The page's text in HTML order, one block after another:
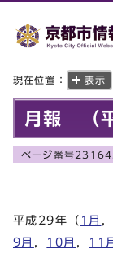
現在位置： 表示
月報 （
ページ番号
平成29年（ 1月
9月
10月 11